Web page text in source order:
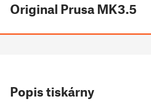
Original Prusa MK3.5
Popis tiskárny